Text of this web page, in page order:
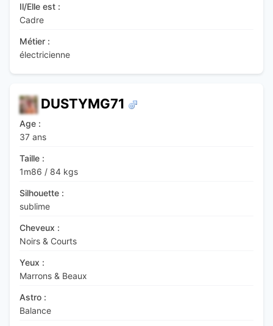
Il/Elle est :
Cadre
Métier :
électricienne
DUSTYMG71
Age :
37 ans
Taille :
1m86 / 84 kgs
Silhouette :
sublime
Cheveux :
Noirs & Courts
Yeux :
Marrons & Beaux
Astro :
Balance